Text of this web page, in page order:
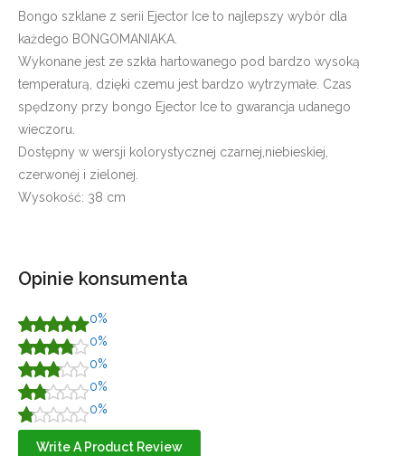
Bongo szklane z serii Ejector Ice to najlepszy wybór dla
każdego BONGOMANIAKA.
Wykonane jest ze szkła hartowanego pod bardzo wysoką
temperaturą, dzięki czemu jest bardzo wytrzymałe. Czas
spędzony przy bongo Ejector Ice to gwarancja udanego
wieczoru.
Dostępny w wersji kolorystycznej czarnej,niebieskiej,
czerwonej i zielonej.
Wysokość: 38 cm
Opinie konsumenta
0%
0%
0%
0%
0%
Write A Product Review